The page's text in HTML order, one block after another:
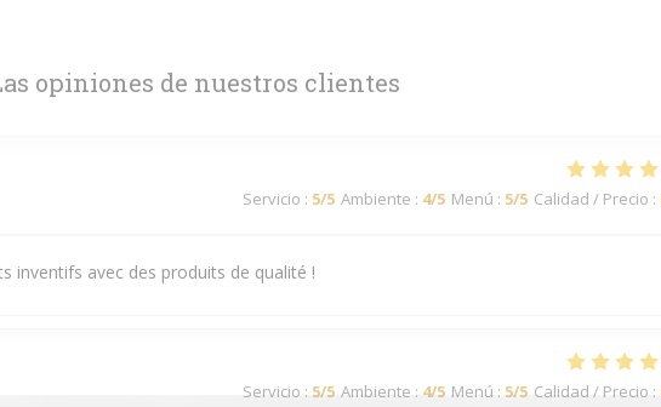
opiniones de nuestros clientes
Servicio : 5/5 Ambiente : 4/5 Menú : 5/5 Calidad / Precio :
inventifs avec des produits de qualité !
Servicio : 5/5 Ambiente : 4/5 Menú : 5/5 Calidad / Precio :